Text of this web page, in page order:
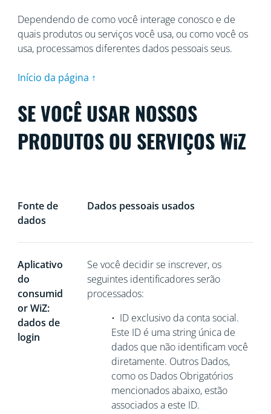
Dependendo de como você interage conosco e de
quais produtos ou serviços você usa, ou como você os
usa, processamos diferentes dados pessoais seus.
Início da página ↑
SE VOCÊ USAR NOSSOS
PRODUTOS OU SERVIÇOS WiZ
Fonte de
dados
Dados pessoais usados
Aplicativo
do
consumid
or WiZ:
dados de
login
Se você decidir se inscrever, os
seguintes identificadores serão
processados:
• ID exclusivo da conta social.
Este ID é uma string única de
dados que não identificam você
diretamente. Outros Dados,
como os Dados Obrigatórios
mencionados abaixo, estão
associados a este ID.